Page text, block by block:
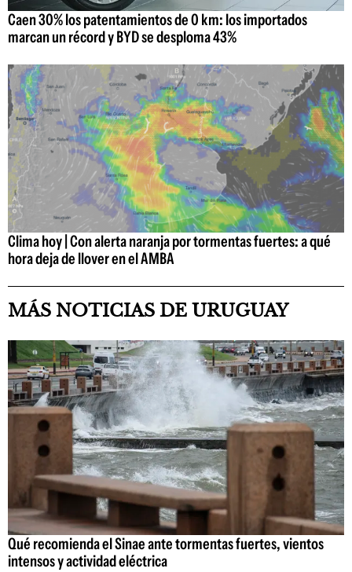
Caen 30% los patentamientos de 0 km: los importados
marcan un récord y BYD se desploma 43%
Clima hoy | Con alerta naranja por tormentas fuertes: a qué
hora deja de llover en el AMBA
MÁS NOTICIAS DE URUGUAY
Qué recomienda el Sinae ante tormentas fuertes, vientos
intensos y actividad eléctrica